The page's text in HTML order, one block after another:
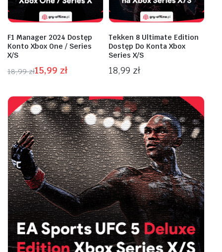
F1 Manager 2024 Dostęp
Konto Xbox One / Series
X/S
18,99zł
wynosiła:
18,99 zł.
15,99 zł
wynosi:
15,99 zł.
Tekken 8 Ultimate Edition
Dostęp Do Konta Xbox
Series X/S
18,99 zł